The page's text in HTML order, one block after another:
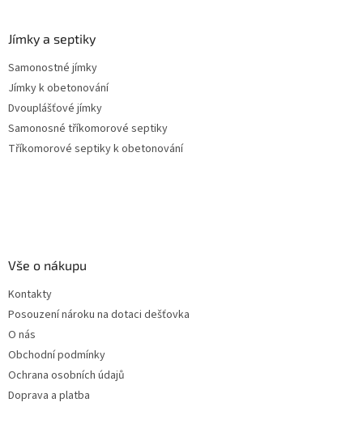
Jímky a septiky
Samonostné jímky
Jímky k obetonování
Dvouplášťové jímky
Samonosné tříkomorové septiky
Tříkomorové septiky k obetonování
Vše o nákupu
Kontakty
Posouzení nároku na dotaci dešťovka
O nás
Obchodní podmínky
Ochrana osobních údajů
Doprava a platba